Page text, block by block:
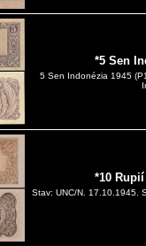
*5 Sen
5 Sen Indonézia 1945
*10 Rupií
Stav: UNC/N. 17.10.1945.